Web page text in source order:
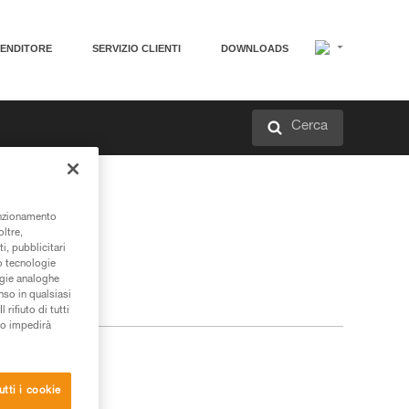
SERVIZIO CLIENTI DOWNLOADS
Cerca
pubblicitari
tecnologie
analoghe
in qualsiasi
rifiuto di tutti
impedirà
i cookie